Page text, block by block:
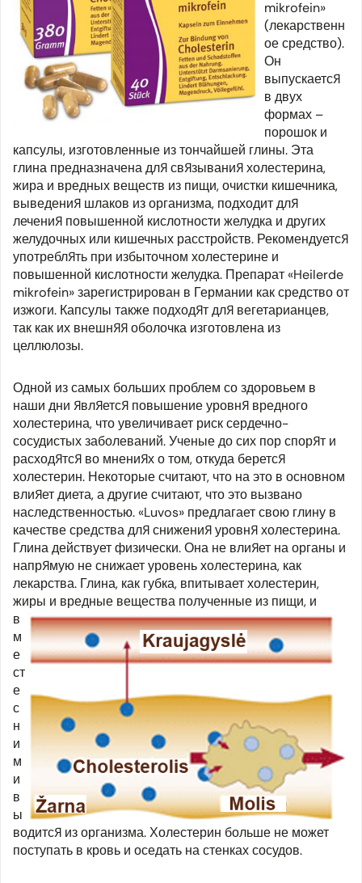
mikrofein»
(лекарственн
ое средство).
Он
выпускается
в двух
формах –
порошок и
капсулы, изготовленные из тончайшей глины. Эта
глина предназначена для связывания холестерина,
жира и вредных веществ из пищи, очистки кишечника,
выведения шлаков из организма, подходит для
лечения повышенной кислотности желудка и других
желудочных или кишечных расстройств. Рекомендуется
употреблять при избыточном холестерине и
повышенной кислотности желудка. Препарат «Heilerde
mikrofein» зарегистрирован в Германии как средство от
изжоги. Капсулы также подходят для вегетарианцев,
так как их внешняя оболочка изготовлена из
целлюлозы.
Одной из самых больших проблем со здоровьем в
наши дни является повышение уровня вредного
холестерина, что увеличивает риск сердечно-
сосудистых заболеваний. Ученые до сих пор спорят и
расходятся во мнениях о том, откуда берется
холестерин. Некоторые считают, что на это в основном
влияет диета, а другие считают, что это вызвано
наследственностью. «Luvos» предлагает свою глину в
качестве средства для снижения уровня холестерина.
Глина действует физически. Она не влияет на органы и
напрямую не снижает уровень холестерина, как
лекарства. Глина, как губка, впитывает холестерин,
жиры и вредные вещества полученные из пищи, и
в
м
е
ст
е
с
н
и
м
и
в
ы
водится из организма. Холестерин больше не может
поступать в кровь и оседать на стенках сосудов.